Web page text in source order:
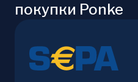
покупки Ponke